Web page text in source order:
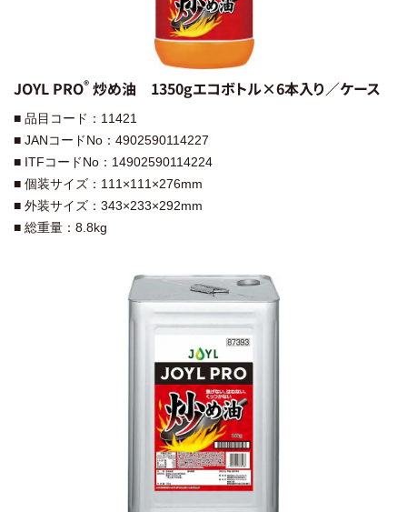
JOYL PRO®︎ 炒め油 1350gエコボトル×6本入り／ケース
■ 品目コード：11421
■ JANコードNo：4902590114227
■ ITFコードNo：14902590114224
■ 個装サイズ：111×111×276mm
■ 外装サイズ：343×233×292mm
■ 総重量：8.8kg